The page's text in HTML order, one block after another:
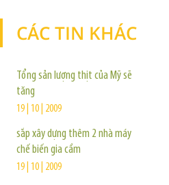
CÁC TIN KHÁC
Tổng sản lượng thịt của Mỹ sẽ
tăng
19 | 10 | 2009
sắp xây dựng thêm 2 nhà máy
chế biến gia cầm
19 | 10 | 2009